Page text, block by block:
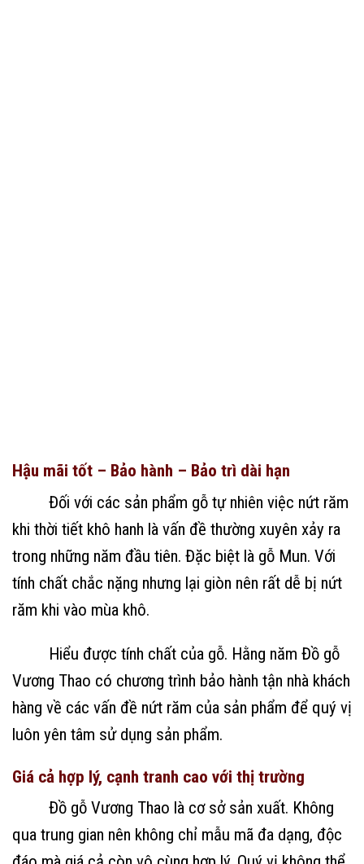
Hậu mãi tốt – Bảo hành – Bảo trì dài hạn
Đối với các sản phẩm gỗ tự nhiên việc nứt răm
khi thời tiết khô hanh là vấn đề thường xuyên xảy ra
trong những năm đầu tiên. Đặc biệt là gỗ Mun. Với
tính chất chắc nặng nhưng lại giòn nên rất dễ bị nứt
răm khi vào mùa khô.
Hiểu được tính chất của gỗ. Hằng năm Đồ gỗ
Vương Thao có chương trình bảo hành tận nhà khách
hàng về các vấn đề nứt răm của sản phẩm để quý vị
luôn yên tâm sử dụng sản phẩm.
Giá cả hợp lý, cạnh tranh cao với thị trường
Đồ gỗ Vương Thao là cơ sở sản xuất. Không
qua trung gian nên không chỉ mẫu mã đa dạng, độc